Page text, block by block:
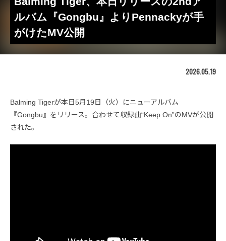
ルバム『Gongbu』よりPennackyが手
がけたMV公開
2026.05.19
Balming Tigerが本日5月19日（火）にニューアルバム
『Gongbu』をリリース。合わせて収録曲“Keep On”のMVが公開
された。